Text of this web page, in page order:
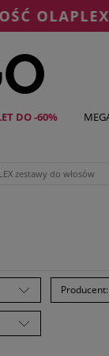
°7
DO -60%
zestawy do włosów